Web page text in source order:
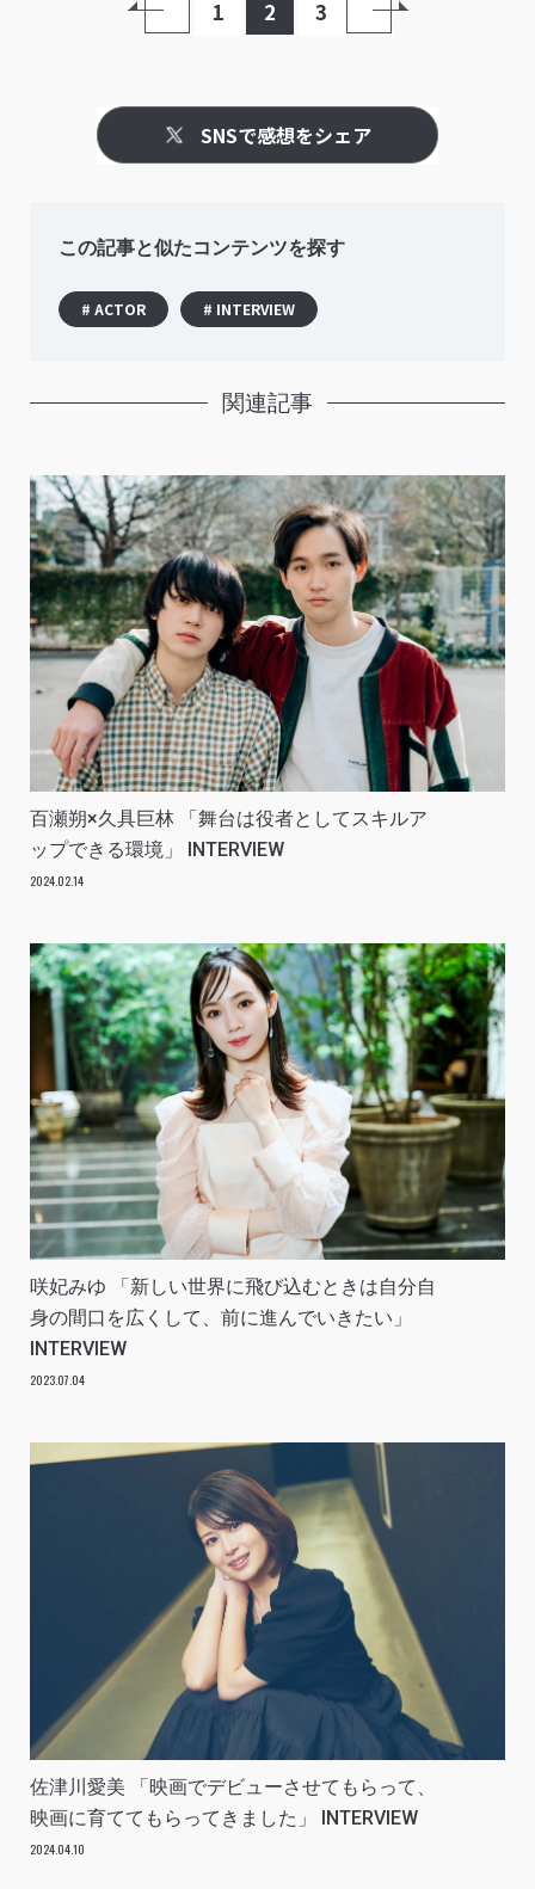
1 2 3
SNSで感想をシェア
この記事と似たコンテンツを探す
# ACTOR # INTERVIEW
関連記事
百瀬朔×久具巨林 「舞台は役者としてスキルア
ップできる環境」 INTERVIEW
2024.02.14
咲妃みゆ 「新しい世界に飛び込むときは自分自
身の間口を広くして、前に進んでいきたい」
INTERVIEW
2023.07.04
佐津川愛美 「映画でデビューさせてもらって、
映画に育ててもらってきました」 INTERVIEW
2024.04.10